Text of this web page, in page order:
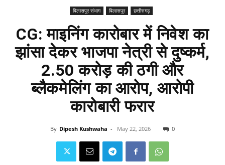
बिलासपुर संभाग बिलासपुर छत्तीसगढ़
CG: माइनिंग कारोबार में निवेश का
झांसा देकर भाजपा नेत्री से दुष्कर्म,
2.50 करोड़ की ठगी और
ब्लैकमेलिंग का आरोप, आरोपी
कारोबारी फरार
By Dipesh Kushwaha - May 22, 2026 0